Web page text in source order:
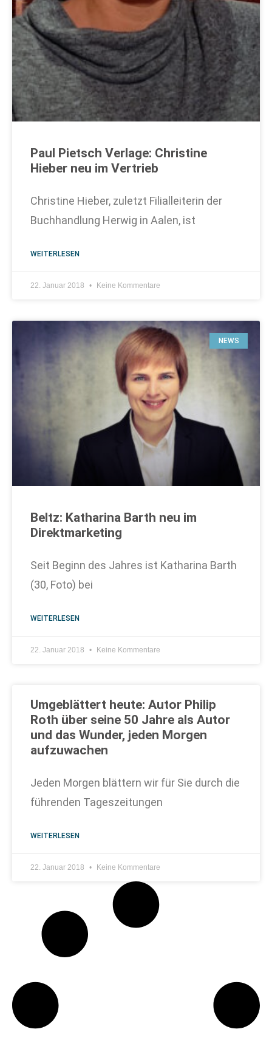
Paul Pietsch Verlage: Christine
Hieber neu im Vertrieb
Christine Hieber, zuletzt Filialleiterin der
Buchhandlung Herwig in Aalen, ist
WEITERLESEN
22. Januar 2018 Keine Kommentare
NEWS
Beltz: Katharina Barth neu im
Direktmarketing
Seit Beginn des Jahres ist Katharina Barth
(30, Foto) bei
WEITERLESEN
22. Januar 2018 Keine Kommentare
Umgeblättert heute: Autor Philip
Roth über seine 50 Jahre als Autor
und das Wunder, jeden Morgen
aufzuwachen
Jeden Morgen blättern wir für Sie durch die
führenden Tageszeitungen
WEITERLESEN
22. Januar 2018 Keine Kommentare